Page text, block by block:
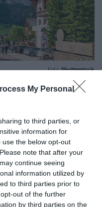
My Personal
to third parties, or
information for
the below opt-out
note that after your
continue seeing
information utilized by
to third parties prior to
out of the further
by third parties on the
Foto:Shutterstock